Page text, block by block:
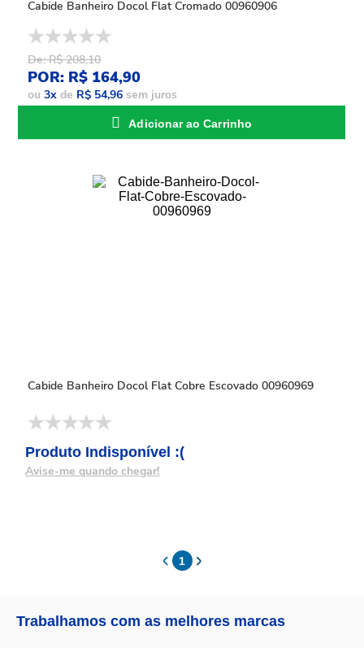
Cabide Banheiro Docol Flat Cromado 00960906
De: R$ 208,10
POR: R$ 164,90
ou3x de R$ 54,96 sem juros
Adicionar ao Carrinho
Cabide Banheiro Docol Flat Cobre Escovado 00960969
Produto Indisponível :(
Avise-me quando chegar!
1
Trabalhamos com as melhores marcas